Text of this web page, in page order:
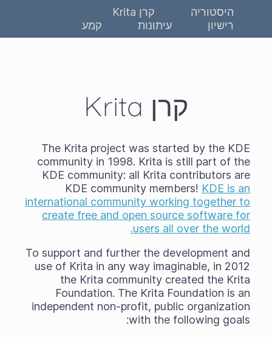
היסטוריה
קרן Krita
רישיון
עיתונות קמע
קרן Krita
The Krita project was started by the KDE
community in 1998. Krita is still part of the
KDE community: all Krita contributors are
KDE community members! KDE is an
international community working together to
create free and open source software for
users all over the world.
To support and further the development and
use of Krita in any way imaginable, in 2012
the Krita community created the Krita
Foundation. The Krita Foundation is an
independent non-profit, public organization
with the following goals: